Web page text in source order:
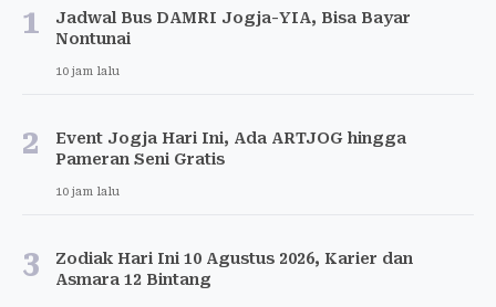
1
Jadwal Bus DAMRI Jogja-YIA, Bisa Bayar
Nontunai
10 jam lalu
2
Event Jogja Hari Ini, Ada ARTJOG hingga
Pameran Seni Gratis
10 jam lalu
3
Zodiak Hari Ini 10 Agustus 2026, Karier dan
Asmara 12 Bintang